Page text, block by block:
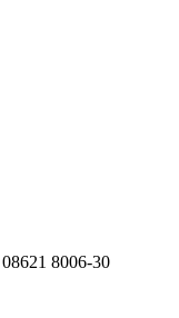
8006-30